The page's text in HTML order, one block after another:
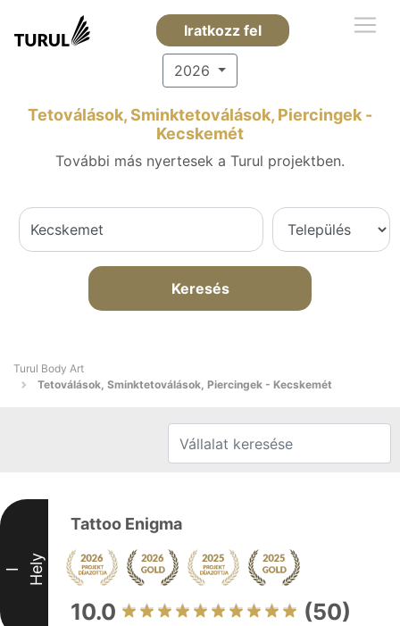
Iratkozz fel
2026
Tetoválások, Sminktetoválások, Piercingek -
Kecskemét
További más nyertesek a Turul projektben.
Keresés
Turul Body Art
Tetoválások, Sminktetoválások, Piercingek - Kecskemét
I Hely
Tattoo Enigma
10.0 (50)